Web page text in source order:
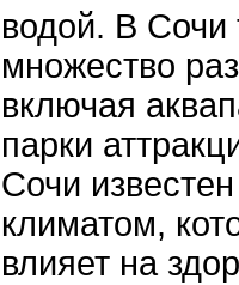
водой. В Сочи
множество
включая
парки
Сочи
климатом,
влияет на